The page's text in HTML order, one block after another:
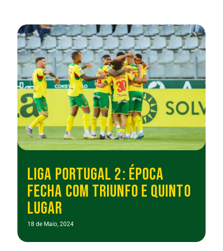
LIGA PORTUGAL 2: ÉPOCA
FECHA COM TRIUNFO E QUINTO
LUGAR
18 de Maio, 2024